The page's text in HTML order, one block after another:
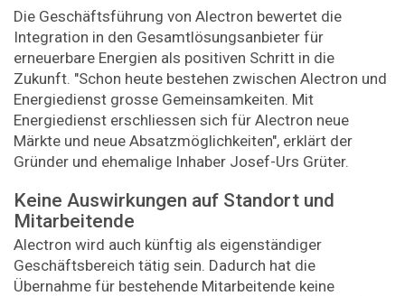
Die Geschäftsführung von Alectron bewertet die
Integration in den Gesamtlösungsanbieter für
erneuerbare Energien als positiven Schritt in die
Zukunft. "Schon heute bestehen zwischen Alectron und
Energiedienst grosse Gemeinsamkeiten. Mit
Energiedienst erschliessen sich für Alectron neue
Märkte und neue Absatzmöglichkeiten", erklärt der
Gründer und ehemalige Inhaber Josef-Urs Grüter.
Keine Auswirkungen auf Standort und
Mitarbeitende
Alectron wird auch künftig als eigenständiger
Geschäftsbereich tätig sein. Dadurch hat die
Übernahme für bestehende Mitarbeitende keine